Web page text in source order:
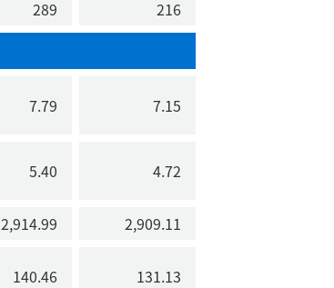
289 216
7.79 7.15
5.40 4.72
2,914.99
2,909.11
140.46 131.13